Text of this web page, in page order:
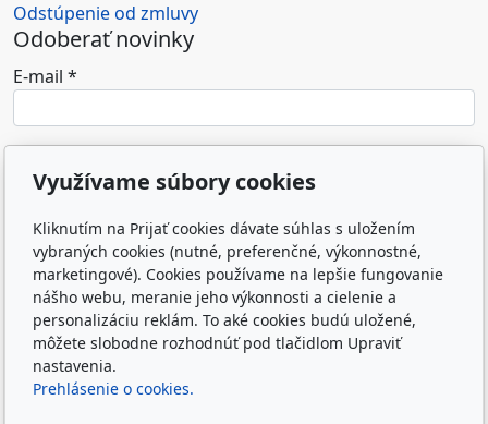
Odstúpenie od zmluvy
Odoberať novinky
E-mail *
mailovej adresy) na marketingové účely
Odoslaním formulára súhlasím so spracovaním
osobných údajov zadaných do formulára na účely
reakcie prevádzkovateľa webu na odoslanú správu.
Zásady spracovania osobných údajov
Využívame súbory cookies
Kliknutím na Prijať cookies dávate súhlas s uložením
vybraných cookies (nutné, preferenčné, výkonnostné,
marketingové). Cookies používame na lepšie fungovanie
nášho webu, meranie jeho výkonnosti a cielenie a
personalizáciu reklám. To aké cookies budú uložené,
môžete slobodne rozhodnúť pod tlačidlom Upraviť
nastavenia.
Prehlásenie o cookies.